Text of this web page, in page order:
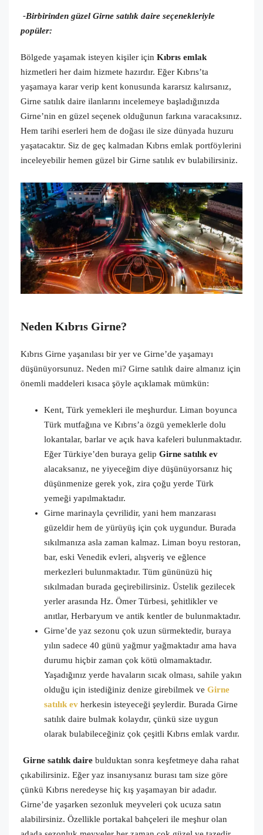
-Birbirinden güzel Girne satılık daire seçenekleriyle
popüler:
Bölgede yaşamak isteyen kişiler için Kıbrıs emlak
hizmetleri her daim hizmete hazırdır. Eğer Kıbrıs’ta
yaşamaya karar verip kent konusunda kararsız kalırsanız,
Girne satılık daire ilanlarını incelemeye başladığınızda
Girne’nin en güzel seçenek olduğunun farkına varacaksınız.
Hem tarihi eserleri hem de doğası ile size dünyada huzuru
yaşatacaktır. Siz de geç kalmadan Kıbrıs emlak portföylerini
inceleyebilir hemen güzel bir Girne satılık ev bulabilirsiniz.
Neden Kıbrıs Girne?
Kıbrıs Girne yaşanılası bir yer ve Girne’de yaşamayı
düşünüyorsunuz. Neden mi? Girne satılık daire almanız için
önemli maddeleri kısaca şöyle açıklamak mümkün:
Kent, Türk yemekleri ile meşhurdur. Liman boyunca
Türk mutfağına ve Kıbrıs’a özgü yemeklerle dolu
lokantalar, barlar ve açık hava kafeleri bulunmaktadır.
Eğer Türkiye’den buraya gelip Girne satılık ev
alacaksanız, ne yiyeceğim diye düşünüyorsanız hiç
düşünmenize gerek yok, zira çoğu yerde Türk
yemeği yapılmaktadır.
Girne marinayla çevrilidir, yani hem manzarası
güzeldir hem de yürüyüş için çok uygundur. Burada
sıkılmanıza asla zaman kalmaz. Liman boyu restoran,
bar, eski Venedik evleri, alışveriş ve eğlence
merkezleri bulunmaktadır. Tüm gününüzü hiç
sıkılmadan burada geçirebilirsiniz. Üstelik gezilecek
yerler arasında Hz. Ömer Türbesi, şehitlikler ve
anıtlar, Herbaryum ve antik kentler de bulunmaktadır.
Girne’de yaz sezonu çok uzun sürmektedir, buraya
yılın sadece 40 günü yağmur yağmaktadır ama hava
durumu hiçbir zaman çok kötü olmamaktadır.
Yaşadığınız yerde havaların sıcak olması, sahile yakın
olduğu için istediğiniz denize girebilmek ve Girne
satılık ev herkesin isteyeceği şeylerdir. Burada Girne
satılık daire bulmak kolaydır, çünkü size uygun
olarak bulabileceğiniz çok çeşitli Kıbrıs emlak vardır.
Girne satılık daire bulduktan sonra keşfetmeye daha rahat
çıkabilirsiniz. Eğer yaz insanıysanız burası tam size göre
çünkü Kıbrıs neredeyse hiç kış yaşamayan bir adadır.
Girne’de yaşarken sezonluk meyveleri çok ucuza satın
alabilirsiniz. Özellikle portakal bahçeleri ile meşhur olan